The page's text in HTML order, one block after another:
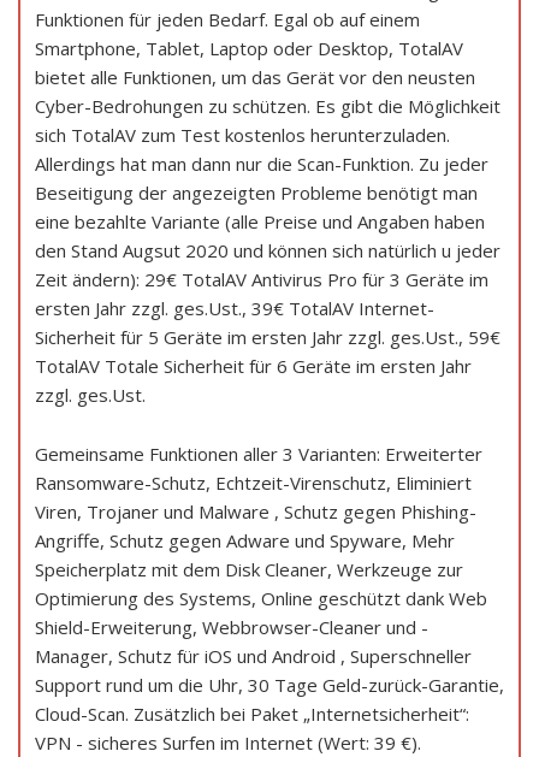
Funktionen für jeden Bedarf. Egal ob auf einem
Smartphone, Tablet, Laptop oder Desktop, TotalAV
bietet alle Funktionen, um das Gerät vor den neusten
Cyber-Bedrohungen zu schützen. Es gibt die Möglichkeit
sich TotalAV zum Test kostenlos herunterzuladen.
Allerdings hat man dann nur die Scan-Funktion. Zu jeder
Beseitigung der angezeigten Probleme benötigt man
eine bezahlte Variante (alle Preise und Angaben haben
den Stand Augsut 2020 und können sich natürlich u jeder
Zeit ändern): 29€ TotalAV Antivirus Pro für 3 Geräte im
ersten Jahr zzgl. ges.Ust., 39€ TotalAV Internet-
Sicherheit für 5 Geräte im ersten Jahr zzgl. ges.Ust., 59€
TotalAV Totale Sicherheit für 6 Geräte im ersten Jahr
zzgl. ges.Ust.
Gemeinsame Funktionen aller 3 Varianten: Erweiterter
Ransomware-Schutz, Echtzeit-Virenschutz, Eliminiert
Viren, Trojaner und Malware , Schutz gegen Phishing-
Angriffe, Schutz gegen Adware und Spyware, Mehr
Speicherplatz mit dem Disk Cleaner, Werkzeuge zur
Optimierung des Systems, Online geschützt dank Web
Shield-Erweiterung, Webbrowser-Cleaner und -
Manager, Schutz für iOS und Android , Superschneller
Support rund um die Uhr, 30 Tage Geld-zurück-Garantie,
Cloud-Scan. Zusätzlich bei Paket „Internetsicherheit“:
VPN - sicheres Surfen im Internet (Wert: 39 €).